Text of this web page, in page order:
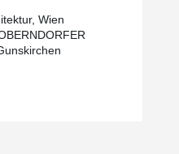
Wien